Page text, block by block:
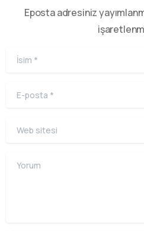
Eposta adresiniz
İsim
E-posta *
Web sitesi
Yorum